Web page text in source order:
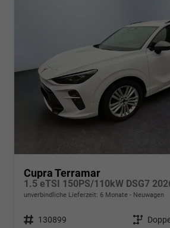
Cupra Terramar
unverbindliche Lieferzeit: 6 Monate Neuwagen
Fahrzeugnr. 130899 Getriebe